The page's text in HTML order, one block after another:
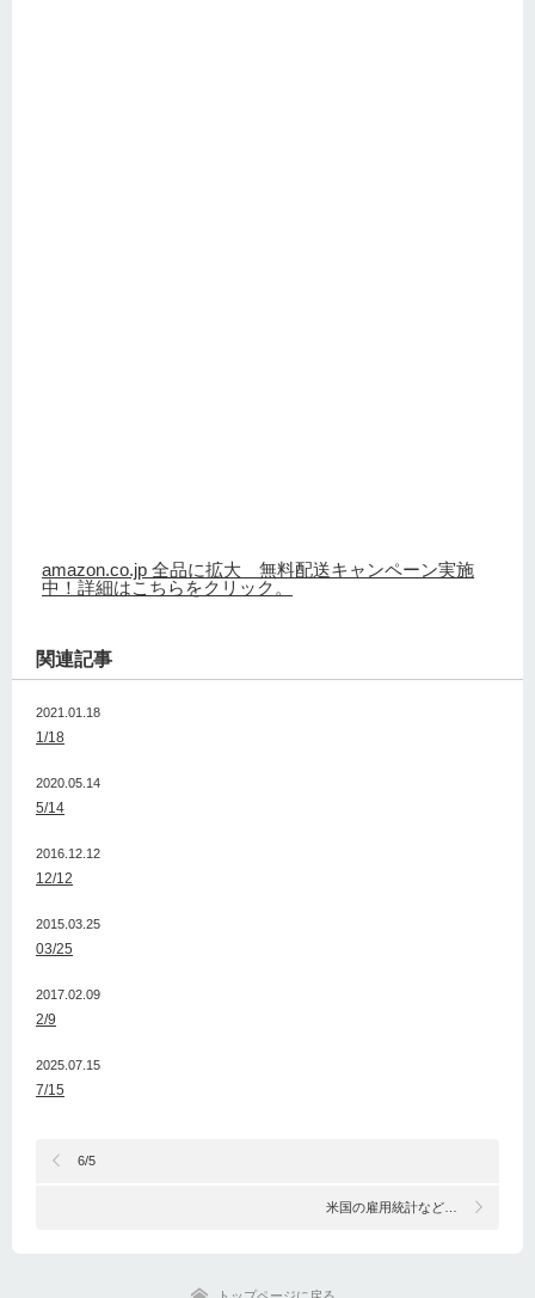
amazon.co.jp 全品に拡大 無料配送キャンペーン実施
中！詳細はこちらをクリック。
関連記事
2021.01.18
1/18
2020.05.14
5/14
2016.12.12
12/12
2015.03.25
03/25
2017.02.09
2/9
2025.07.15
7/15
6/5
米国の雇用統計など…